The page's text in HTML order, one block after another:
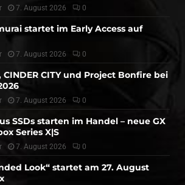
7. August 2026 0
startet im Early Access auf
7. August 2026 0
CINDER CITY und Project Bonfire bei
7. August 2026 0
SSDs starten im Handel – neue GX
Series X|S
7. August 2026 0
Look“ startet am 27. August